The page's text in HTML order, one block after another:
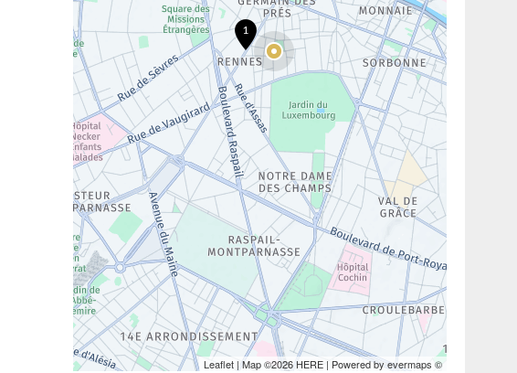
1
Leaflet | Map ©2026HERE | Powered by evermaps ©